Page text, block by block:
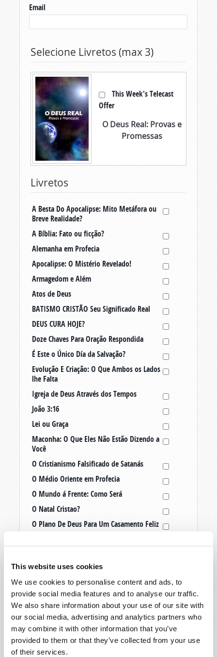
This website uses cookies
We use cookies to personalise content and ads, to
provide social media features and to analyse our traffic.
We also share information about your use of our site with
our social media, advertising and analytics partners who
may combine it with other information that you’ve
provided to them or that they’ve collected from your use
of their services.
Email
Selecione Livretos (max 3)
This Week's Telecast
Offer
O Deus Real: Provas e
Promessas
Livretos
A Besta Do Apocalipse: Mito Metáfora ou
Breve Realidade?
A Bíblia: Fato ou ficção?
Alemanha em Profecia
Apocalipse: O Mistério Revelado!
Armagedom e Além
Atos de Deus
BATISMO CRISTÃO Seu Significado Real
DEUS CURA HOJE?
Doze Chaves Para Oração Respondida
É Este o Único Día da Salvação?
Evolução E Criação: O Que Ambos os Lados
lhe Falta
Igreja de Deus Através dos Tempos
João 3:16
Lei ou Graça
Maconha: O Que Eles Não Estão Dizendo a
Você
O Cristianismo Falsificado de Satanás
O Médio Oriente em Profecia
O Mundo á Frente: Como Será
O Natal Cristao?
O Plano De Deus Para Um Casamento Feliz
O Seu Destino Final
Onde Está a Verdadeira Igreja de Deus
Hoje?
Os Dez Mandamentos
Os Dias Santos: O Plano Mestre de Deus
Os Estados Unidos E A Grã-Bretanha Em
Profecia